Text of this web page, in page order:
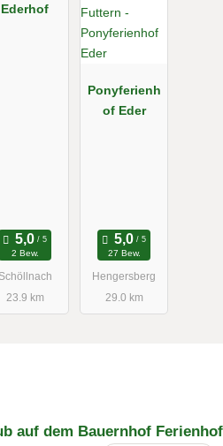
Ederhof
2 Bew.
Schöllnach
23.9 km
Ponyferienh
of Eder
27 Bew.
Hengersberg
29.0 km
auf dem Bauernhof Ferienhof